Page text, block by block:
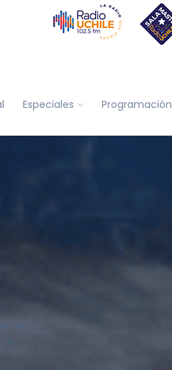
Especiales Programación